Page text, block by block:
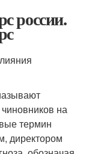
россии.
на
термин
директором